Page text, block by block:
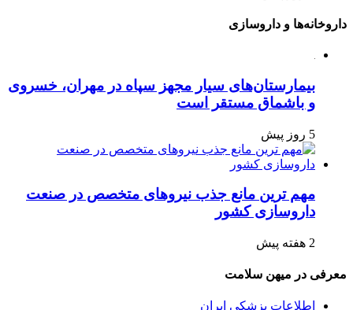
داروخانه‌ها و داروسازی
بیمارستان‌های سیار مجهز سپاه در مهران، خسروی
و باشماق مستقر است
5 روز پیش
مهم ترین مانع جذب نیروهای متخصص در صنعت
داروسازی کشور
2 هفته پیش
معرفی در میهن سلامت
اطلاعات پزشکی ایران